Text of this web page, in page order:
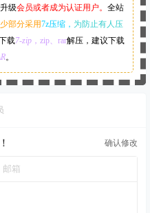
级会员或者成为认证用户。 全站
部分采用7z压缩， 为防止有人压
载7-zip，zip、rar解压，建议下载
。
确认修改